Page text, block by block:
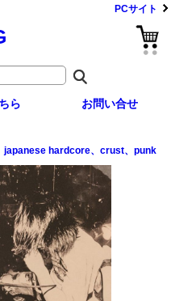
PCサイト
ら お問い合せ
japanese hardcore、crust、punk